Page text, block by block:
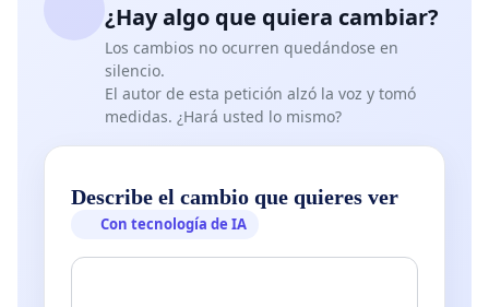
investigar y difundir el Patrimonio Histórico
Español, en los términos del artículo 46 de la
Constitución Española. Asimismo, se establece un
marco normativo que regule el uso de detectores
bienes de interés histórico, sin perjuicio de las
competencias propias de las Comunidades
Autónomas.
¿Hay algo que quiera cambiar?
Los cambios no ocurren quedándose en
silencio.
El autor de esta petición alzó la voz y tomó
medidas. ¿Hará usted lo mismo?
Describe el cambio que quieres ver
Con tecnología de IA